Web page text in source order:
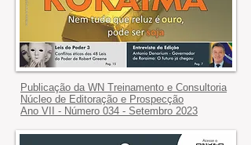
Publicação da WN Treinamento e Consultoria
Núcleo de Editoração e Prospecção
Ano VII - Número 034 - Setembro 2023